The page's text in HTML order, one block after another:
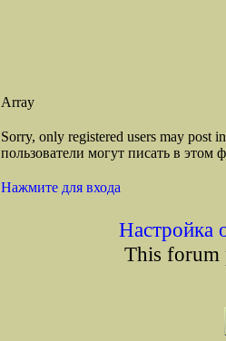
Array
Sorry, only registered users may post
пользователи могут писать в этом
Нажмите для входа
Настройка
This